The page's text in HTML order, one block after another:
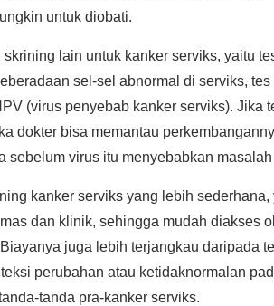
untuk diobati.
lain untuk kanker serviks, yaitu
sel-sel abnormal di serviks,
(virus penyebab kanker serviks). Jika
dokter bisa memantau
sebelum virus itu menyebabkan masalah
kanker serviks yang lebih sederhana,
dan klinik, sehingga mudah diakses
juga lebih terjangkau daripada
perubahan atau ketidaknormalan
tanda pra-kanker serviks.